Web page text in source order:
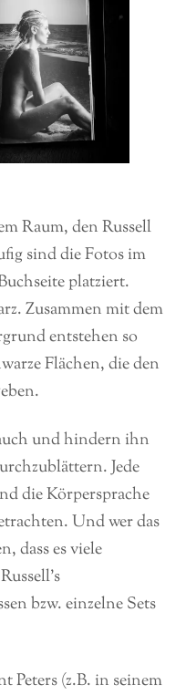
Raum, den Russell
sind die Fotos im
platziert.
Zusammen mit dem
entstehen so
Flächen, die den
und hindern ihn
Jede
die Körpersprache
Und wer das
dass es viele
bzw. einzelne Sets
Peters (z.B. in seinem